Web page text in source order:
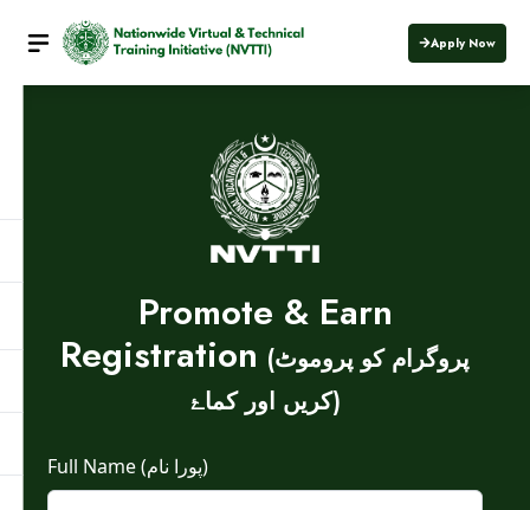
Apply Now
Promote & Earn
Registration (پروگرام کو پروموٹ
کریں اور کماۓ)
Full Name (پورا نام)